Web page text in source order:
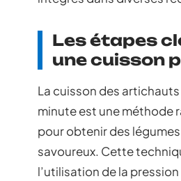
Les étapes
une cuisson
La cuisson des
minute est une méthode
pour obtenir des
savoureux. Cette
l’utilisation de la